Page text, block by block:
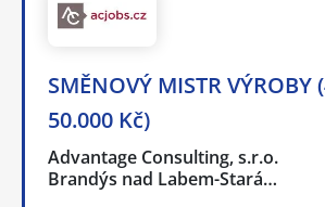
SMĚNOVÝ MISTR VÝROBY
50.000 Kč)
Advantage Consulting, s.r.o.
Brandýs nad Labem-Stará…